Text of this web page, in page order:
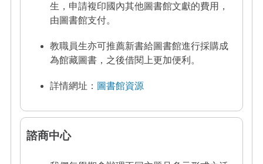
生，申請複印國內其他圖書館文獻的費用，
由圖書館支付。
教職員生亦可推薦新書給圖書館進行採購成
為館藏圖書，之後借閱上更加便利。
詳情網址： 圖書館資源
諮商中心